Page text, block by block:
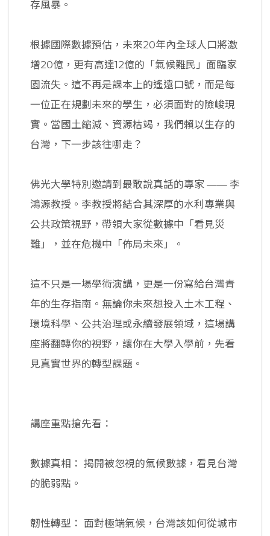
存風暴。
根據國際數據預估，未來20年內全球人口將激
增20億，更有高達12億的「氣候難民」面臨家
園流失。這不再是課本上的遙遠口號，而是每
一位正在規劃未來的學生，必須面對的險峻現
實。當國土縮減、資源枯竭，我們賴以生存的
台灣，下一步該往哪走？
佛光大學特別邀請到最敢說真話的專家 —— 李
鴻源教授。李教授將結合其深厚的水利專業與
公共政策視野，帶領大家從數據中「看見災
難」，並在危機中「佈局未來」。
這不只是一場學術演講，更是一份寫給台灣青
年的生存指南。無論你未來想投入土木工程、
環境科學、公共治理或永續發展領域，這場講
座將翻轉你的視野，讓你在大學入學前，先看
見真實世界的轉型課題。
講座重點搶先看：
數據真相： 揭開被忽視的氣候數據，看見台灣
的脆弱點。
韌性轉型： 面對極端氣候，台灣該如何從城市